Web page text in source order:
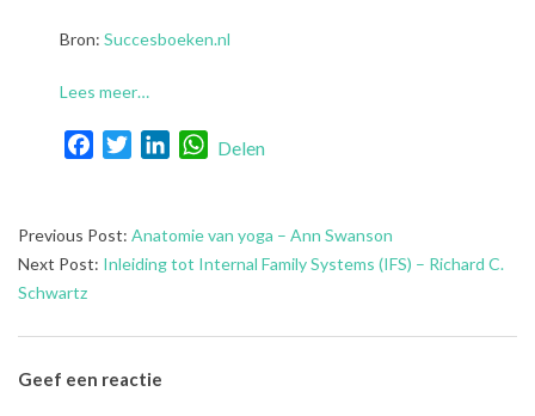
Bron: Succesboeken.nl
Lees meer…
FacebookTwitterLinkedInWhatsApp
Delen
2023-
10-
24
Previous Post: Anatomie van yoga – Ann Swanson
Next Post: Inleiding tot Internal Family Systems (IFS) – Richard C.
Schwartz
Geef een reactie